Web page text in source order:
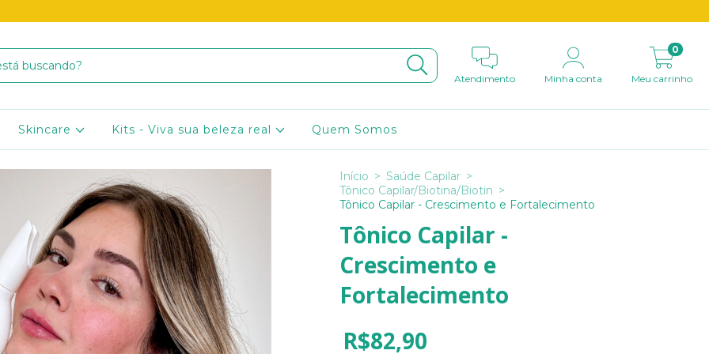
Atendimento Minha conta Meu carrinho
0
Skincare Kits - Viva sua beleza real Quem Somos
Início > Saúde Capilar >
Tônico Capilar/Biotina/Biotin >
Tônico Capilar - Crescimento e Fortalecimento
Tônico Capilar -
Crescimento e
Fortalecimento
R$82,90